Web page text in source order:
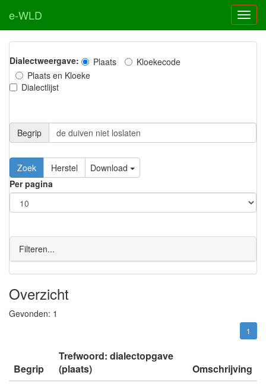
e-WLD
Dialectweergave: Plaats
Kloekecode
Plaats en Kloeke
Dialectlijst
Begrip
Zoek Herstel
Download
Per pagina
Filteren...
Overzicht
Gevonden: 1
1
Begrip
Trefwoord: dialectopgave
(plaats)
Omschrijving